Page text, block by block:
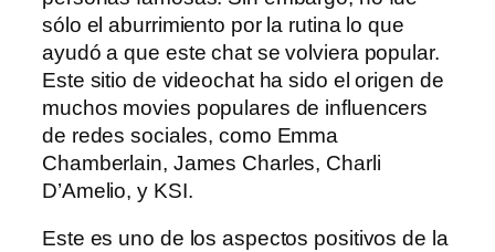
sólo el aburrimiento por la rutina lo que
ayudó a que este chat se volviera popular.
Este sitio de videochat ha sido el origen de
muchos movies populares de influencers
de redes sociales, como Emma
Chamberlain, James Charles, Charli
D’Amelio, y KSI.
Este es uno de los aspectos positivos de la